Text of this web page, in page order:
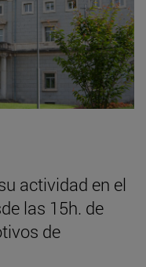
actividad en el
las 15h. de
de